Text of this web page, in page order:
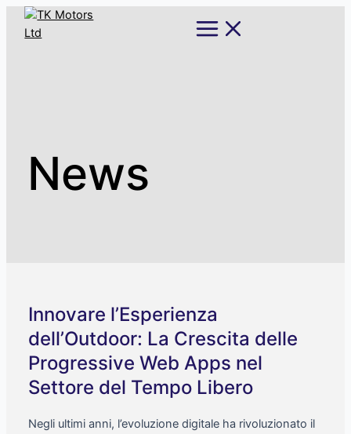
Skip
Main
Menu
News
Innovare l’Esperienza
dell’Outdoor: La Crescita delle
Progressive Web Apps nel
Settore del Tempo Libero
Negli ultimi anni, l’evoluzione digitale ha rivoluzionato il